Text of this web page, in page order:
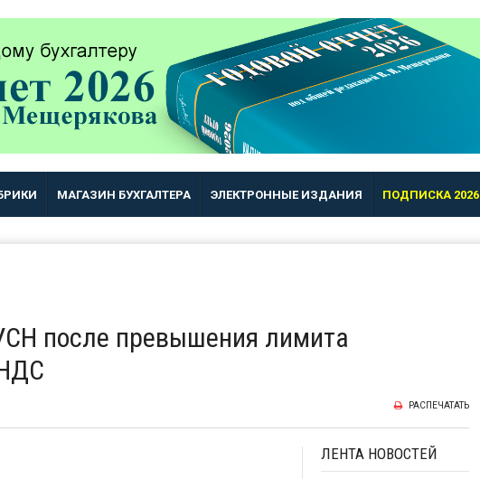
МАГАЗИН БУХГАЛТЕРА ЭЛЕКТРОННЫЕ ИЗДАНИЯ ПОДПИСКА 2026
после превышения лимита
РАСПЕЧАТАТЬ
ЛЕНТА НОВОСТЕЙ